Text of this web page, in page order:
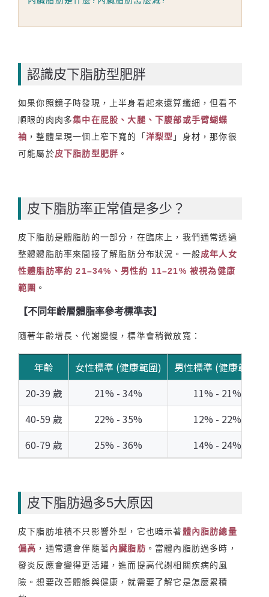
認識皮下脂肪型肥胖
如果你照鏡子時發現，上半身看起來還算纖細，但看不
順眼的肉肉多集中在屁股、大腿、下腹部或手臂蝴蝶
袖 ，整體呈現一個上窄下寬的「 洋梨型 」身材，那你很
可能屬於皮下脂肪型肥胖 。
皮下脂肪率正常值是多少？
皮下脂肪是體脂肪的一部分，在臨床上，我們通常透過
整體體脂肪率來間接了解脂肪分布狀況。一般成年人女
性體脂肪率約 21–34%、男性約 11–21% 被視為健康
範圍 。
【不同年齡層體脂率參考標準表】
隨著年齡增長、代謝變慢，標準會稍微放寬：
年齡 女性標準 (健康範圍)
男性標準 (健康範圍)
20-39 歲
21% - 34%
11% - 21%
40-59 歲
22% - 35%
12% - 22%
60-79 歲
25% - 36% 14% - 24%
皮下脂肪過多5大原因
皮下脂肪堆積不只影響外型，它也暗示著體內脂肪總量
偏高 ，通常還會伴隨著內臟脂肪 。當體內脂肪過多時，
發炎反應會變得更活躍，進而提高代謝相關疾病的風
險。想要改善體態與健康，就需要了解它是怎麼累積